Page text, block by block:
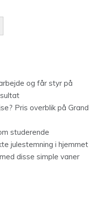
og får styr på
Pris overblik på Grand
studerende
julestemning i hjemmet
disse simple vaner